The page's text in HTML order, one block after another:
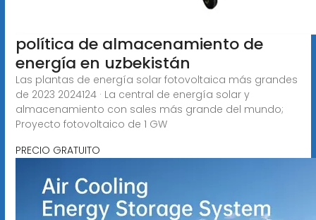
política de almacenamiento de
energía en uzbekistán
Las plantas de energía solar fotovoltaica más grandes
de 2023 2024124 · La central de energía solar y
almacenamiento con sales más grande del mundo;
Proyecto fotovoltaico de 1 GW
PRECIO GRATUITO